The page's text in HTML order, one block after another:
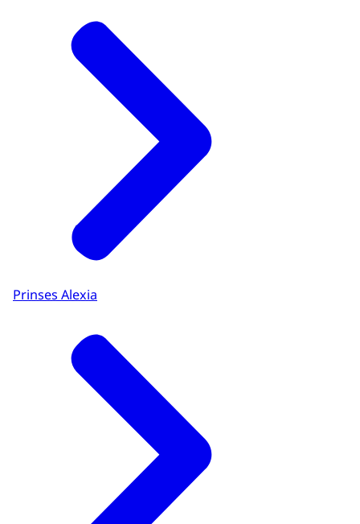
Prinses Alexia